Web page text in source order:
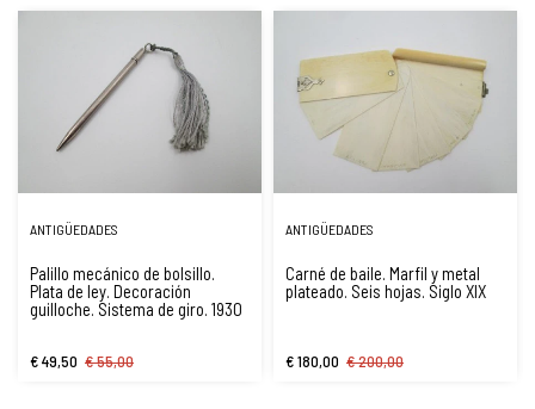
ANTIGÜEDADES
Palillo mecánico de bolsillo.
Plata de ley. Decoración
guilloche. Sistema de giro. 1930
€ 49,50 € 55,00
ANTIGÜEDADES
Carné de baile. Marfil y metal
plateado. Seis hojas. Siglo XIX
€ 180,00 € 200,00